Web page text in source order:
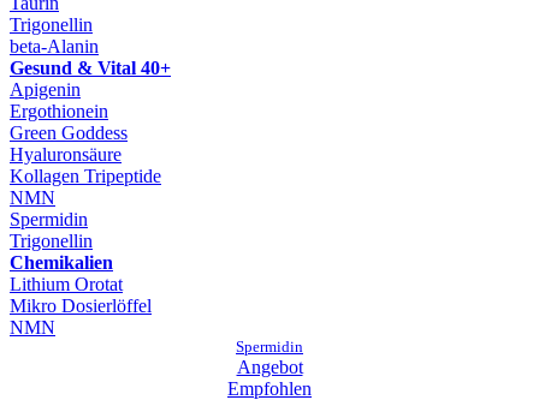
Trigonellin
beta-Alanin
Gesund & Vital 40+
Apigenin
Ergothionein
Green Goddess
Hyaluronsäure
Kollagen Tripeptide
NMN
Spermidin
Trigonellin
Chemikalien
Lithium Orotat
Mikro Dosierlöffel
NMN
Spermidin
Angebot
Empfohlen